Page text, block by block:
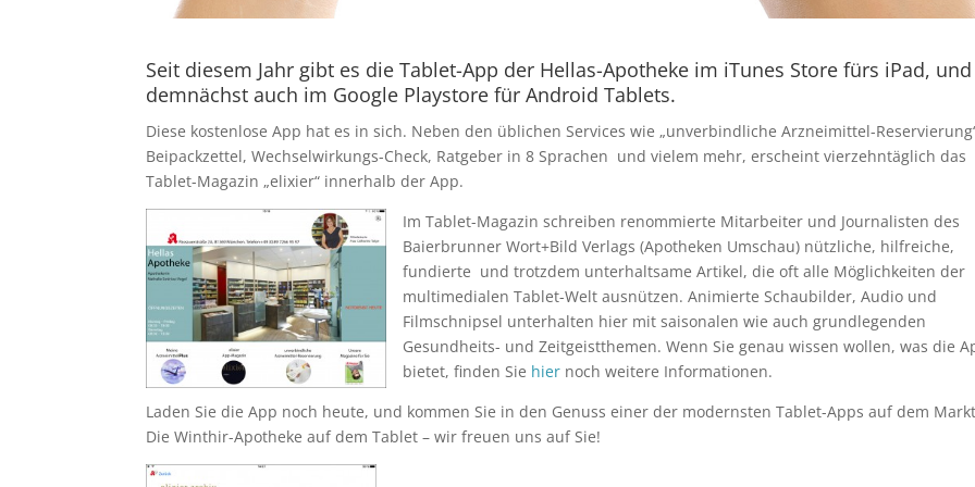
Seit diesem Jahr gibt es dieTablet-App der Hellas-Apotheke im iTunes Store fürs iPad, und
demnächst auch im Google Playstore für Android Tablets.
Diese kostenlose App hat es in sich. Neben den üblichen Services wie „unverbindliche Arzneimittel-
Beipackzettel, Wechselwirkungs-Check, Ratgeber in 8 Sprachen und vielem mehr, erscheint vierzehntäglich das
Tablet-Magazin „elixier“ innerhalb der App.
Im Tablet-Magazin schreiben renommierte Mitarbeiter und Journalisten des
Baierbrunner Wort+Bild Verlags (Apotheken Umschau) nützliche, hilfreiche,
fundierte und trotzdem unterhaltsame Artikel, die oft alle Möglichkeiten der
multimedialen Tablet-Welt ausnützen. Animierte Schaubilder, Audio und
Filmschnipsel unterhalten hier mit saisonalen wie auch grundlegenden
Gesundheits- und Zeitgeistthemen. Wenn Sie genau wissen wollen, was die
bietet, finden Sie hier noch weitere Informationen.
Laden Sie die App noch heute, und kommen Sie in den Genuss einer der modernsten Tablet-Apps auf dem
Die Winthir-Apotheke auf dem Tablet – wir freuen uns auf Sie!